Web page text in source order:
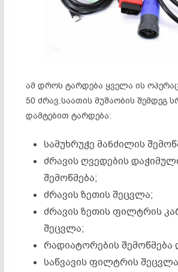
ამ დროს ტარდება ყველა ის
50 ძრავ.საათის მუშაობის შემდეგ
დამტებით ტარდება:
სამუხრუჭე მანძილის
ძრავის ღვედების
შემოწმება;
ძრავის ზეთის შეცვლა;
ძრავის ზეთის ფილტრის
შეცვლა;
რადიატორების შემოწმება
საწვავის ფილტრის